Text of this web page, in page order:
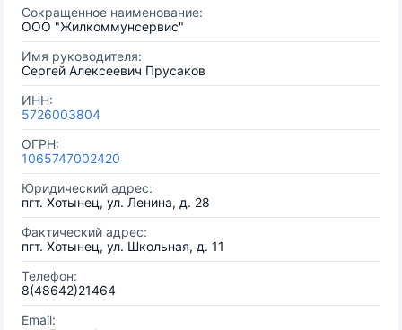
Сокращенное наименование:
ООО "Жилкоммунсервис"
Имя руководителя:
Сергей Алексеевич Прусаков
ИНН:
5726003804
ОГРН:
1065747002420
Юридический адрес:
пгт. Хотынец, ул. Ленина, д. 28
Фактический адрес:
пгт. Хотынец, ул. Школьная, д. 11
Телефон:
8(48642)21464
Email: